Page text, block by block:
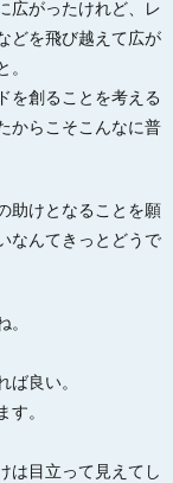
広がったけれど、レ
どを飛び越えて広が
を創ることを考える
からこそこんなに普
助けとなることを願
なんてきっとどうで
良い。
。
は目立って見えてし